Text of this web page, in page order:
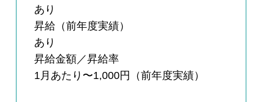
あり
昇給（前年度実績）
あり
昇給金額／昇給率
1月あたり〜1,000円（前年度実績）